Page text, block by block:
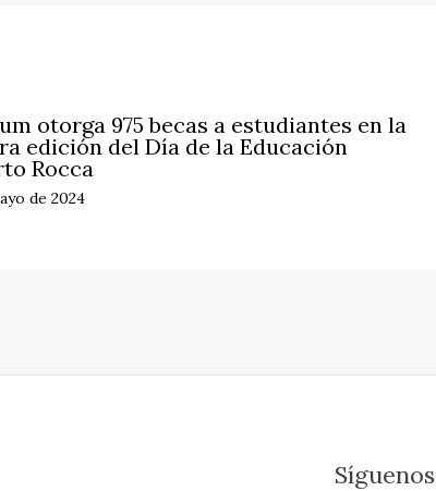
otorga 975 becas a estudiantes en la
edición del Día de la Educación
Rocca
de 2024
Síguenos